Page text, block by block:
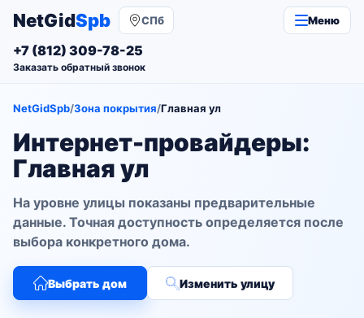
NetGidSpb СПб Меню
+7 (812) 309-78-25
Заказать обратный звонок
NetGidSpb/Зона покрытия/Главная ул
Интернет-провайдеры:
Главная ул
На уровне улицы показаны предварительные
данные. Точная доступность определяется после
выбора конкретного дома.
Выбрать дом Изменить улицу